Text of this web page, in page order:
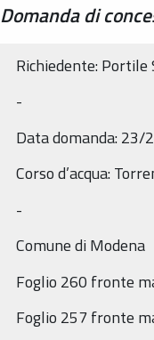
Domanda di
Richiedente: Portile
-
Data domanda: 23/
Corso d’acqua:
-
Comune di Modena
Foglio 260 fronte
Foglio 257 fronte